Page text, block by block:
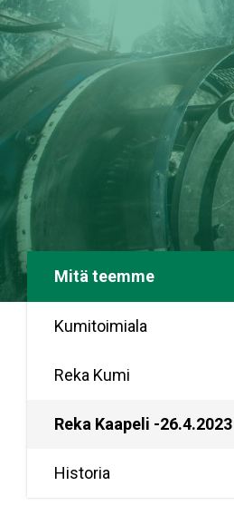
Mitä teemme
Kumitoimiala
Reka Kumi
Reka Kaapeli -26.4.2023
Historia